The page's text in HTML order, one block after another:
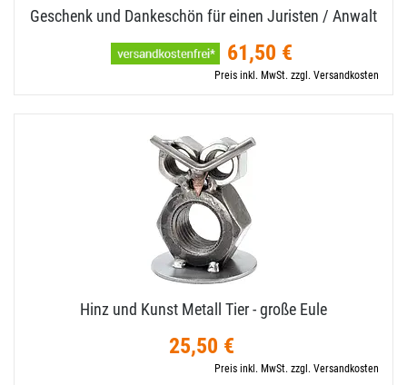
Geschenk und Dankeschön für einen Juristen / Anwalt
61,50 €
Preis inkl. MwSt. zzgl. Versandkosten
Hinz und Kunst Metall Tier - große Eule
25,50 €
Preis inkl. MwSt. zzgl. Versandkosten